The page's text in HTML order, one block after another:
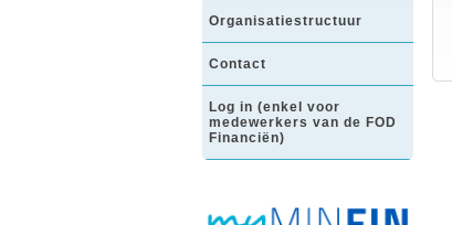
Organisatiestructuur
Contact
Log in (enkel voor
medewerkers van de FOD
Financiën)